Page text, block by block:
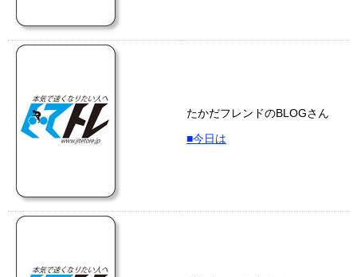
たかだフレンドのBLOGさん
■今日は